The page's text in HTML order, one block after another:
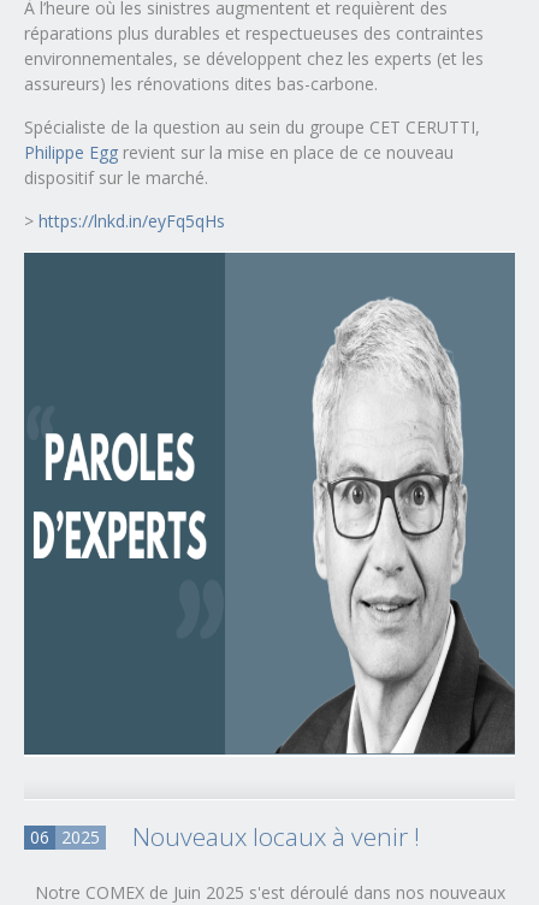
À l’heure où les sinistres augmentent et requièrent des
réparations plus durables et respectueuses des contraintes
environnementales, se développent chez les experts (et les
assureurs) les rénovations dites bas-carbone.
Spécialiste de la question au sein du groupe CET CERUTTI,
Philippe Egg revient sur la mise en place de ce nouveau
dispositif sur le marché.
> https://lnkd.in/eyFq5qHs
06 2025 Nouveaux locaux à venir !
Notre COMEX de Juin 2025 s'est déroulé dans nos nouveaux